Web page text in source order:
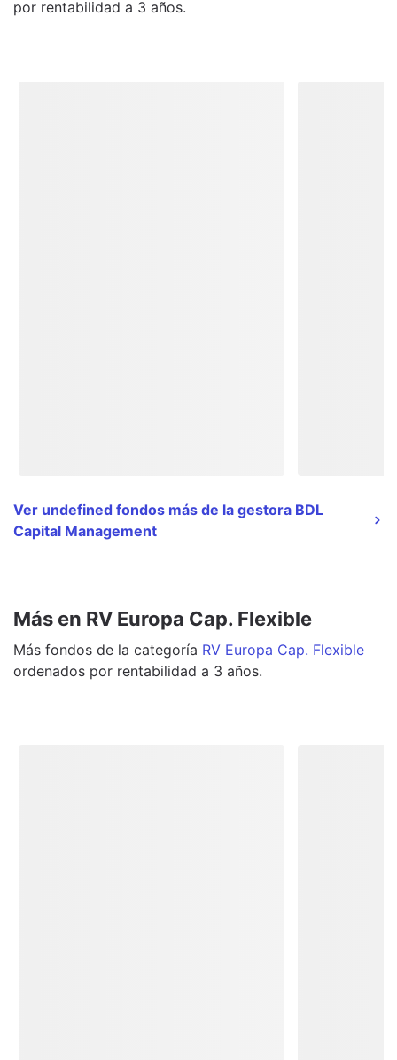
por rentabilidad a 3 años.
Ver undefined fondos más de la gestora BDL
Capital Management
Más en RV Europa Cap. Flexible
Más fondos de la categoría RV Europa Cap. Flexible
ordenados por rentabilidad a 3 años.